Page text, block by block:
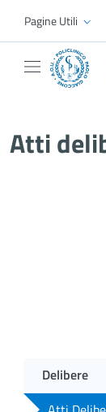
Skip to Main
Pagine Utili
Atti
Delibere